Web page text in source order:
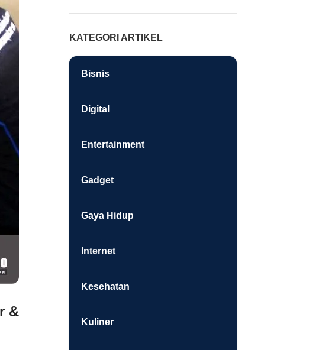
&
KATEGORI ARTIKEL
Bisnis
Digital
Entertainment
Gadget
Gaya Hidup
Internet
Kesehatan
Kuliner